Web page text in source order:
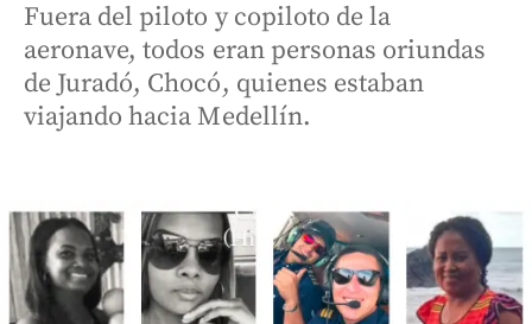
Fuera del piloto y copiloto de la
aeronave, todos eran personas oriundas
de Juradó, Chocó, quienes estaban
viajando hacia Medellín.